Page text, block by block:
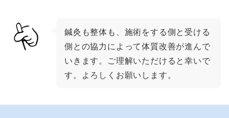
鍼灸も整体も、施術をする側と受ける
側との協力によって体質改善が進んで
いきます。ご理解いただけると幸いで
す。よろしくお願いします。